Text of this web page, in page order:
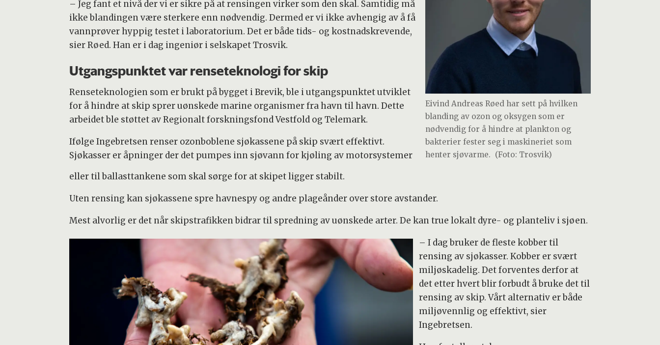
Eivind Andreas Røed har sett på hvilken
blanding av ozon og oksygen som er
nødvendig for å hindre at plankton og
bakterier fester seg i maskineriet som
henter sjøvarme. (Foto: Trosvik)
– Jeg fant et nivå der vi er sikre på at rensingen virker som den skal. Samtidig må
ikke blandingen være sterkere enn nødvendig. Dermed er vi ikke avhengig av å få
vannprøver hyppig testet i laboratorium. Det er både tids- og kostnadskrevende,
sier Røed. Han er i dag ingeniør i selskapet Trosvik.
Utgangspunktet var renseteknologi for skip
Renseteknologien som er brukt på bygget i Brevik, ble i utgangspunktet utviklet
for å hindre at skip sprer uønskede marine organismer fra havn til havn. Dette
arbeidet ble støttet av Regionalt forskningsfond Vestfold og Telemark.
Ifølge Ingebretsen renser ozonboblene sjøkassene på skip svært effektivt.
Sjøkasser er åpninger der det pumpes inn sjøvann for kjøling av motorsystemer
eller til ballasttankene som skal sørge for at skipet ligger stabilt.
Uten rensing kan sjøkassene spre havnespy og andre plageånder over store avstander.
Mest alvorlig er det når skipstrafikken bidrar til spredning av uønskede arter. De kan true lokalt dyre- og planteliv i sjøen.
– I dag bruker de fleste kobber til
rensing av sjøkasser. Kobber er svært
miljøskadelig. Det forventes derfor at
det etter hvert blir forbudt å bruke det til
rensing av skip. Vårt alternativ er både
miljøvennlig og effektivt, sier
Ingebretsen.